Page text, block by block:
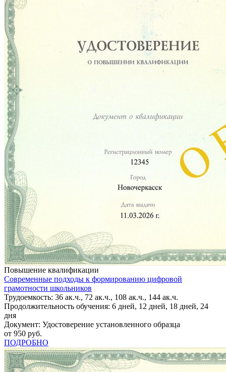
Повышение квалификации
Современные подходы к формированию цифровой
грамотности школьников
Трудоемкость: 36 ак.ч., 72 ак.ч., 108 ак.ч., 144 ак.ч.
Продолжительность обучения: 6 дней, 12 дней, 18 дней, 24
дня
Документ: Удостоверение установленного образца
от 950 руб.
ПОДРОБНО